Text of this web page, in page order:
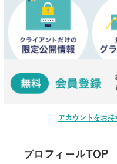
アカウントをお
プロフィールTOP